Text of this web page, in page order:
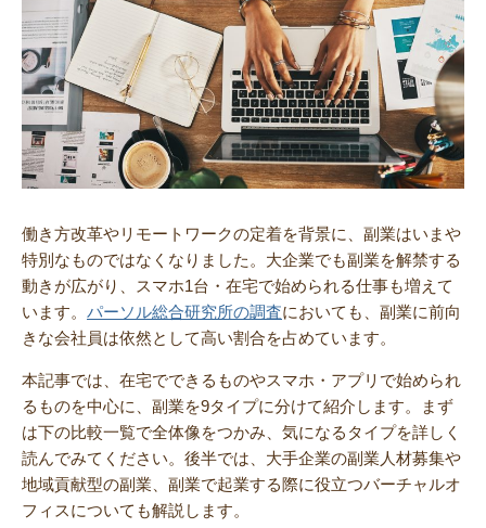
働き方改革やリモートワークの定着を背景に、副業はいまや
特別なものではなくなりました。大企業でも副業を解禁する
動きが広がり、スマホ1台・在宅で始められる仕事も増えて
います。 パーソル総合研究所の調査においても、副業に前向
きな会社員は依然として高い割合を占めています。
本記事では、在宅でできるものやスマホ・アプリで始められ
るものを中心に、副業を9タイプに分けて紹介します。まず
は下の比較一覧で全体像をつかみ、気になるタイプを詳しく
読んでみてください。後半では、大手企業の副業人材募集や
地域貢献型の副業、副業で起業する際に役立つバーチャルオ
フィスについても解説します。